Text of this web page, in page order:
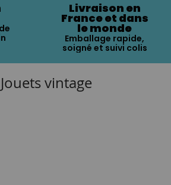
Livraison en
France et dans
le monde
Emballage rapide,
soigné et suivi colis
Jouets vintage